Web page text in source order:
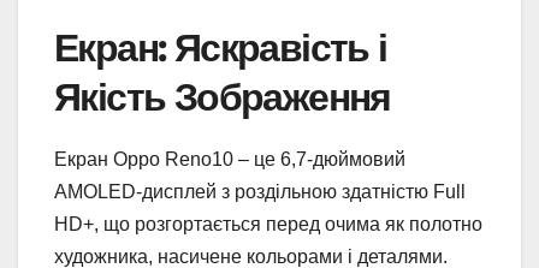
Екран: Яскравість і
Якість Зображення
Екран Oppo Reno10 – це 6,7-дюймовий
AMOLED-дисплей з роздільною здатністю Full
HD+, що розгортається перед очима як полотно
художника, насичене кольорами і деталями.